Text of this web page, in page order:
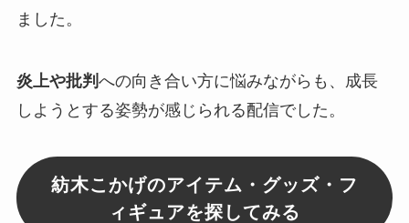
ました。
炎上や批判 への向き合い方に悩みながらも、成長
しようとする姿勢が感じられる配信でした。
紡木こかげのアイテム・グッズ・フ
ィギュアを探してみる